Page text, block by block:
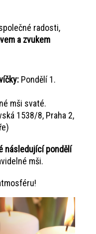
radosti,
a zvukem
Pondělí 1.
mši svaté.
1538/8, Praha 2,
následující pondělí
mši.